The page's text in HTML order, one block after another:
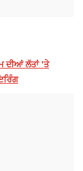
ਦੀਆਂ ਲੱਤਾਂ ’ਤੇ